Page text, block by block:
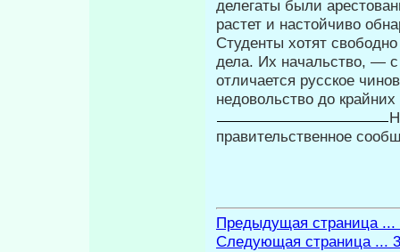
делегаты были
растет и настойчиво
Студенты хотят
дела. Их начальство, —
отличается русское
недовольство до
правительственное
Предыдущая страница ...
Следующая страница ...